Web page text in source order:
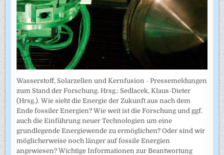
Wasserstoff, Solarzellen und Kernfusion - Pressemeldungen
zum Stand der Forschung. Hrsg.: Sedlacek, Klaus-Dieter
(Hrsg.). Wie sieht die Energie der Zukunft aus nach dem
Ende fossiler Energien? Wie weit ist die Forschung und ggf.
auch die Einführung neuer Technologien um eine
grundlegende Energiewende zu ermöglichen? Oder sind wir
möglicherweise noch länger auf fossile Energien
angewiesen? Wichtige Informationen zur Beantwortung